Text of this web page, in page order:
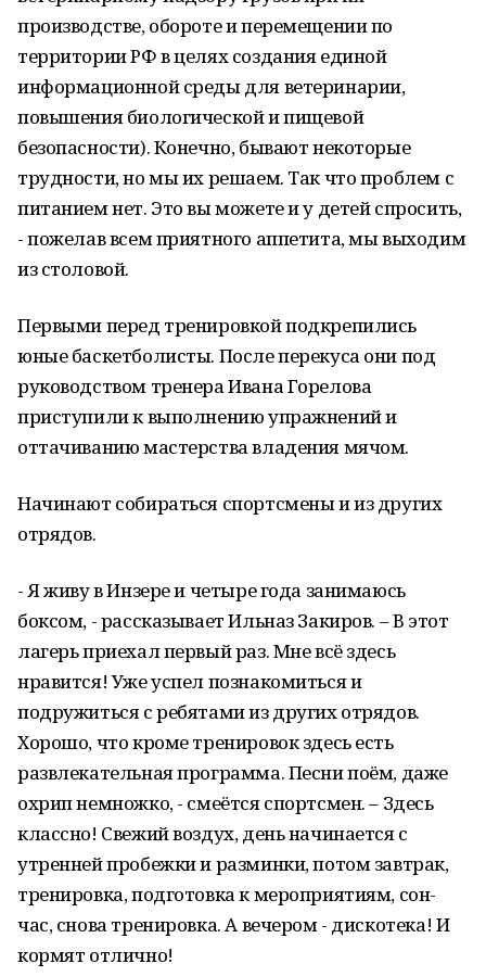
производстве, обороте и перемещении по
территории РФ в целях создания единой
информационной среды для ветеринарии,
повышения биологической и пищевой
безопасности). Конечно, бывают некоторые
трудности, но мы их решаем. Так что проблем с
питанием нет. Это вы можете и у детей спросить,
- пожелав всем приятного аппетита, мы выходим
из столовой.
Первыми перед тренировкой подкрепились
юные баскетболисты. После перекуса они под
руководством тренера Ивана Горелова
приступили к выполнению упражнений и
оттачиванию мастерства владения мячом.
Начинают собираться спортсмены и из других
отрядов.
- Я живу в Инзере и четыре года занимаюсь
боксом, - рассказывает Ильназ Закиров. – В этот
лагерь приехал первый раз. Мне всё здесь
нравится! Уже успел познакомиться и
подружиться с ребятами из других отрядов.
Хорошо, что кроме тренировок здесь есть
развлекательная программа. Песни поём, даже
охрип немножко, - смеётся спортсмен. – Здесь
классно! Свежий воздух, день начинается с
утренней пробежки и разминки, потом завтрак,
тренировка, подготовка к мероприятиям, сон-
час, снова тренировка. А вечером - дискотека! И
кормят отлично!